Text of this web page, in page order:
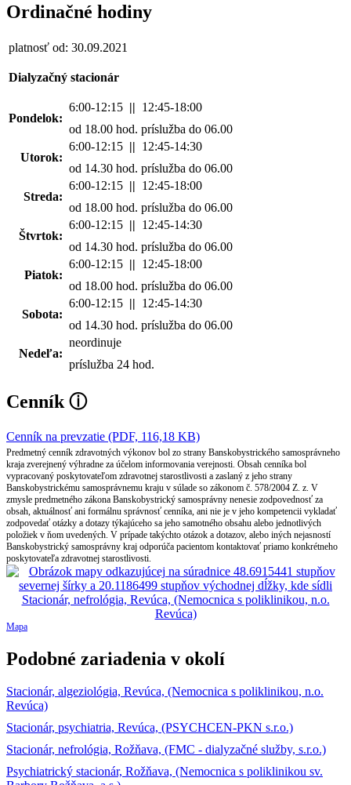
Ordinačné hodiny
platnosť od: 30.09.2021
Dialyzačný stacionár
Pondelok:
6:00-12:15 || 12:45-18:00
od 18.00 hod. príslužba do 06.00
Utorok:
6:00-12:15 || 12:45-14:30
od 14.30 hod. príslužba do 06.00
Streda:
6:00-12:15 || 12:45-18:00
od 18.00 hod. príslužba do 06.00
Štvrtok:
6:00-12:15 || 12:45-14:30
od 14.30 hod. príslužba do 06.00
Piatok:
6:00-12:15 || 12:45-18:00
od 18.00 hod. príslužba do 06.00
Sobota:
6:00-12:15 || 12:45-14:30
od 14.30 hod. príslužba do 06.00
Nedeľa:
neordinuje
príslužba 24 hod.
Cenník ⓘ
Cenník na prevzatie (PDF, 116,18 KB)
Predmetný cenník zdravotných výkonov bol zo strany Banskobystrického samosprávneho
kraja zverejnený výhradne za účelom informovania verejnosti. Obsah cenníka bol
vypracovaný poskytovateľom zdravotnej starostlivosti a zaslaný z jeho strany
Banskobystrickému samosprávnemu kraju v súlade so zákonom č. 578/2004 Z. z. V
zmysle predmetného zákona Banskobystrický samosprávny nenesie zodpovednosť za
obsah, aktuálnosť ani formálnu správnosť cenníka, ani nie je v jeho kompetencii vykladať
zodpovedať otázky a dotazy týkajúceho sa jeho samotného obsahu alebo jednotlivých
položiek v ňom uvedených. V prípade takýchto otázok a dotazov, alebo iných nejasností
Banskobystrický samosprávny kraj odporúča pacientom kontaktovať priamo konkrétneho
poskytovateľa zdravotnej starostlivosti.
Mapa
Podobné zariadenia v okolí
Stacionár, algeziológia, Revúca, (Nemocnica s poliklinikou, n.o.
Revúca)
Stacionár, psychiatria, Revúca, (PSYCHCEN-PKN s.r.o.)
Stacionár, nefrológia, Rožňava, (FMC - dialyzačné služby, s.r.o.)
Psychiatrický stacionár, Rožňava, (Nemocnica s poliklinikou sv.